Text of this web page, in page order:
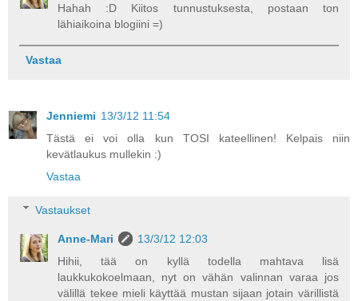
Hahah :D Kiitos tunnustuksesta, postaan ton
lähiaikoina blogiini =)
Vastaa
Jenniemi 13/3/12 11:54
Tästä ei voi olla kun TOSI kateellinen! Kelpais niin
kevätlaukus mullekin :)
Vastaa
Vastaukset
Anne-Mari
13/3/12 12:03
Hihii, tää on kyllä todella mahtava lisä
laukkukokoelmaan, nyt on vähän valinnan varaa jos
välillä tekee mieli käyttää mustan sijaan jotain värillistä